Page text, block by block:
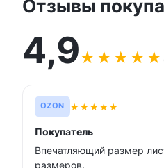
Отзывы
4,9★ ★ ★ ★ ★
OZON ★★★★★
Покупатель
Впечатляющий размер
размеров.